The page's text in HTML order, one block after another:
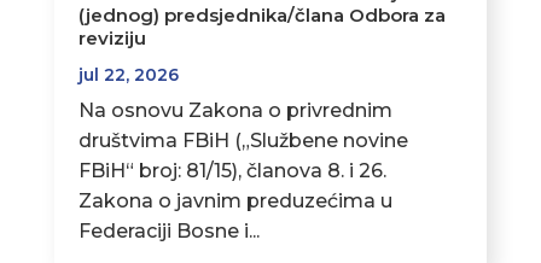
(jednog) predsjednika/člana Odbora za
reviziju
jul 22, 2026
Na osnovu Zakona o privrednim
društvima FBiH („Službene novine
FBiH“ broj: 81/15), članova 8. i 26.
Zakona o javnim preduzećima u
Federaciji Bosne i...